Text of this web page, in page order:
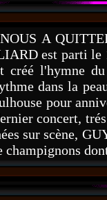
A
est parti
l'hymne
dans la
pour
concert,
sur scène,